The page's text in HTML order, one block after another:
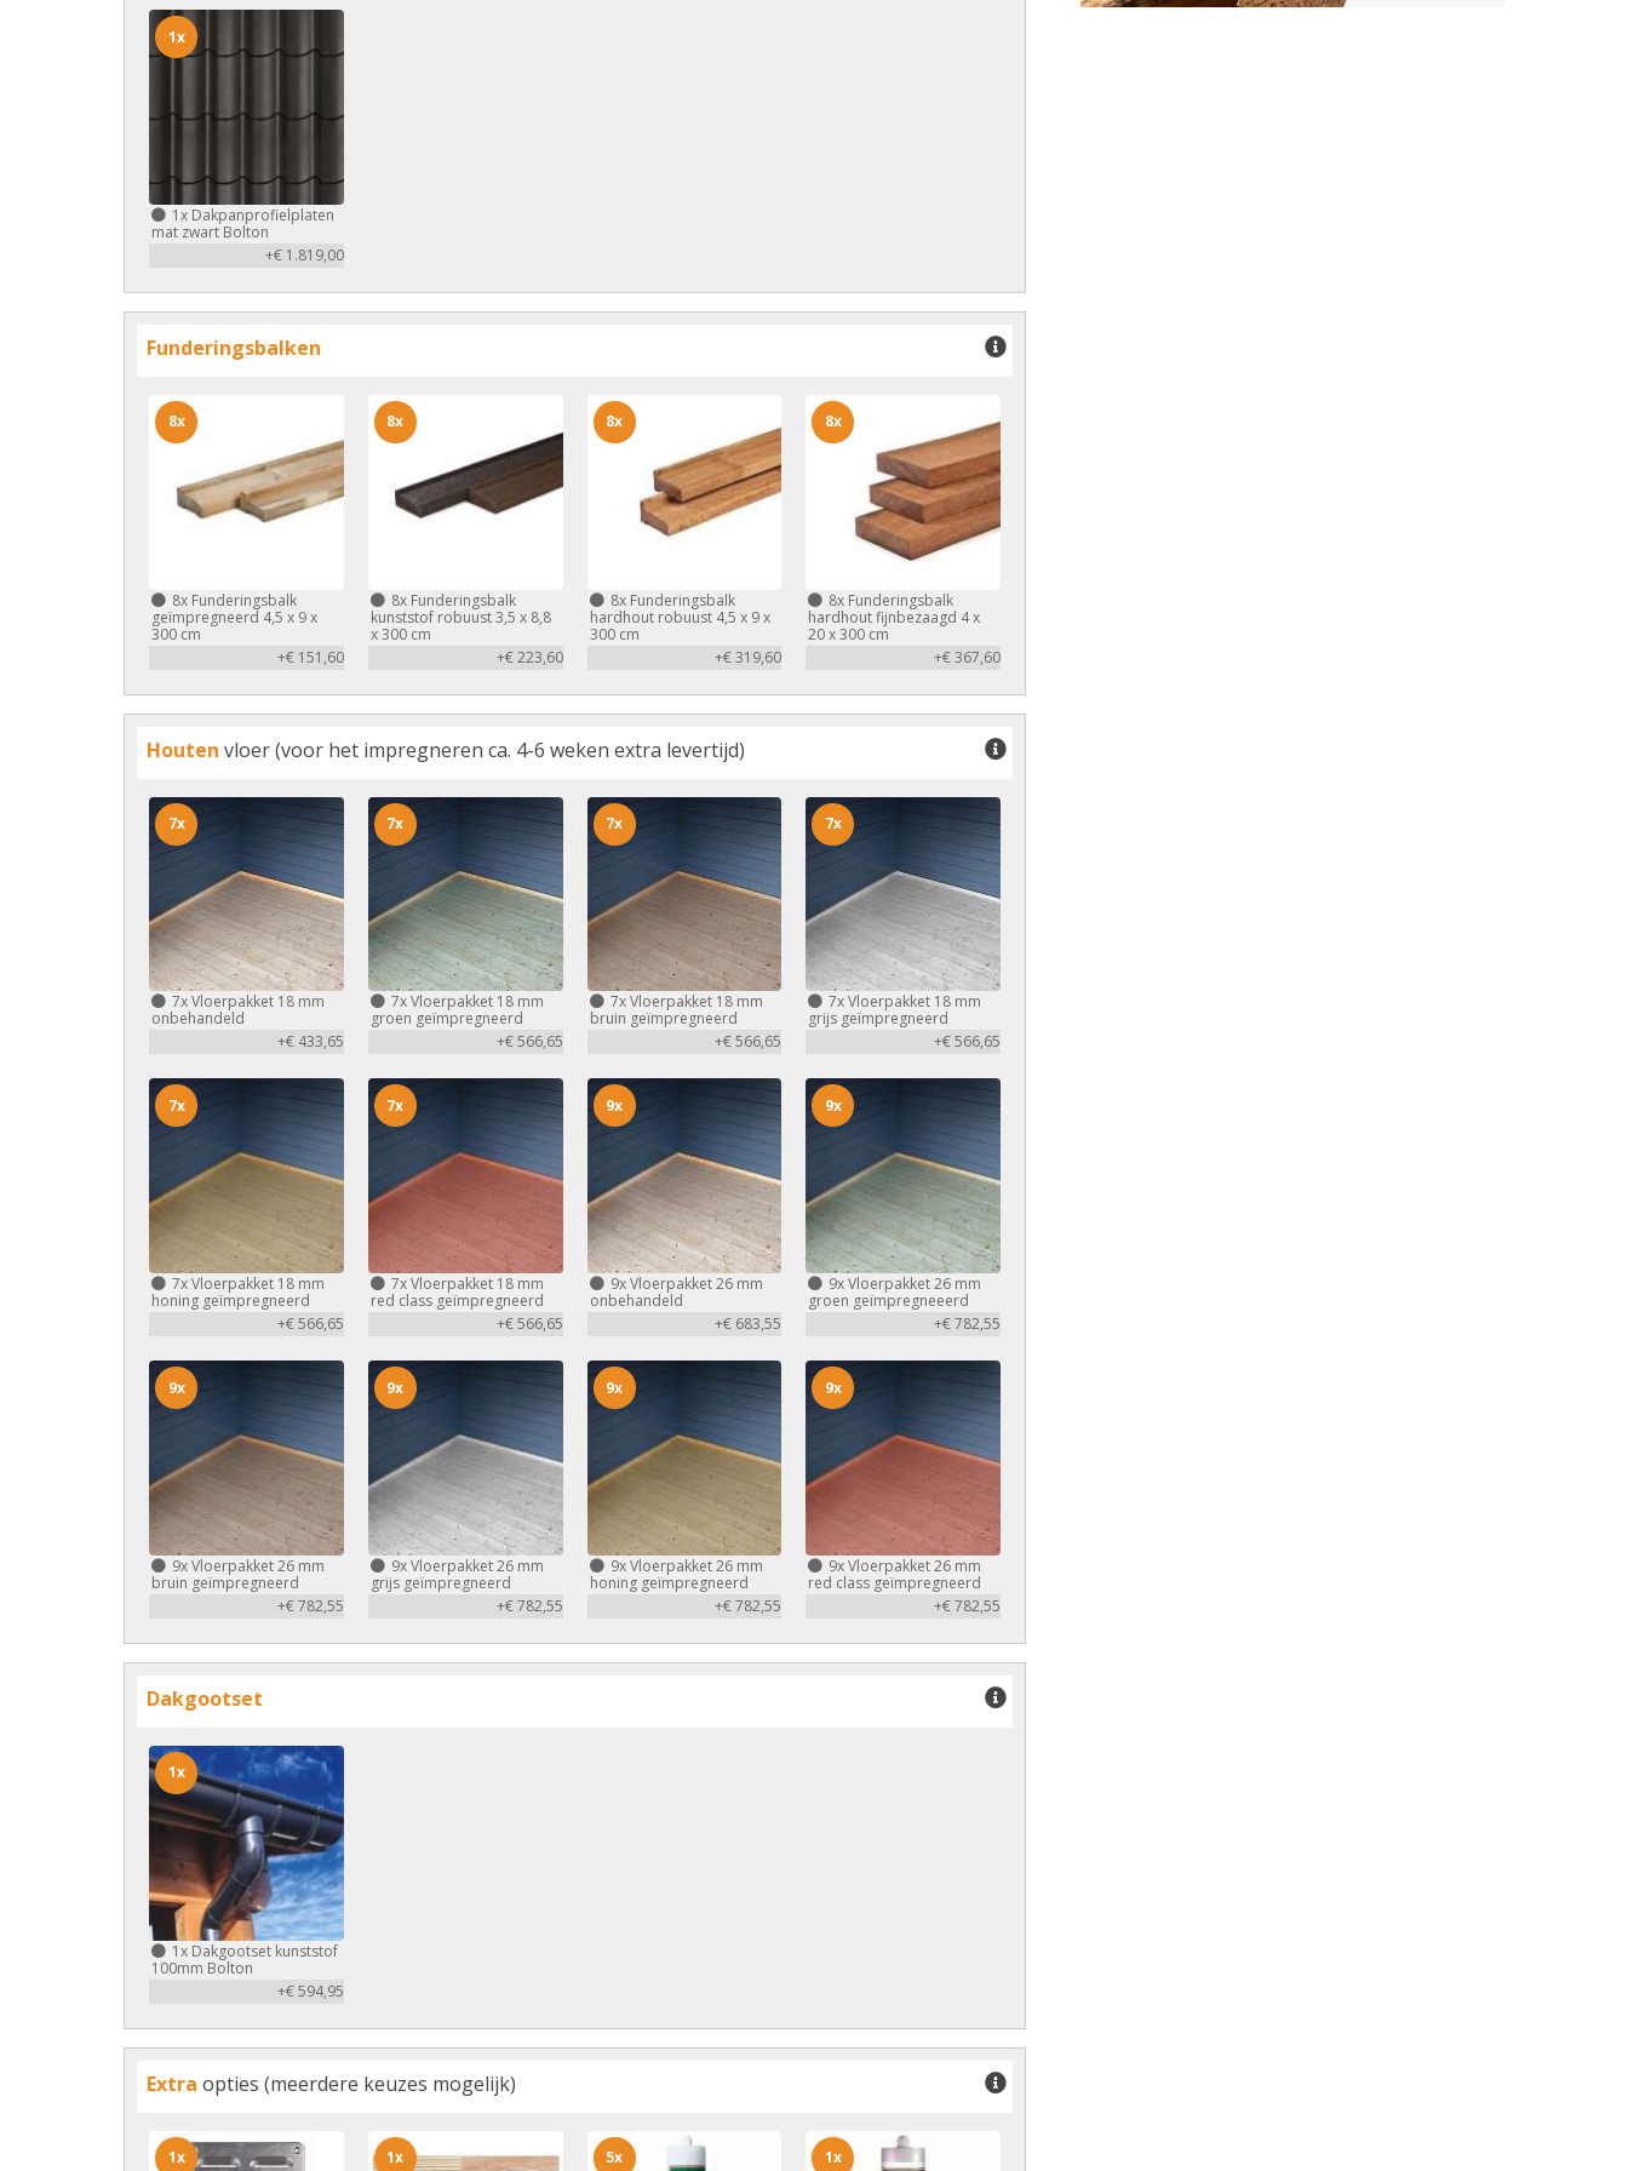
1x Dakpanprofielplaten
mat zwart Bolton
+€ 1.819,00
1x
Funderingsbalken
8x Funderingsbalk
geïmpregneerd 4,5 x 9 x
300 cm
+€ 151,60
8x
8xFunderingsbalk
kunststof robuust 3,5 x 8,8
x 300 cm
+€ 223,60
8x
8xFunderingsbalk
hardhout robuust 4,5 x 9 x
300 cm
+€ 319,60
8x
8x Funderingsbalk
hardhout fijnbezaagd 4 x
20 x 300 cm
+€ 367,60
8x
Houten vloer (voor het impregneren ca. 4-6 weken extra levertijd)
7xVloerpakket 18 mm
onbehandeld
+€ 433,65
7x
7xVloerpakket 18 mm
groen geïmpregneerd
+€ 566,65
7x
7xVloerpakket 18 mm
bruin geïmpregneerd
+€ 566,65
7x
7xVloerpakket 18 mm
grijs geïmpregneerd
+€ 566,65
7x
7xVloerpakket 18 mm
honing geïmpregneerd
+€ 566,65
7x
7xVloerpakket 18 mm
red class geïmpregneerd
+€ 566,65
7x
9xVloerpakket 26 mm
onbehandeld
+€ 683,55
9x
9xVloerpakket 26 mm
groen geïmpregneeerd
+€ 782,55
9x
9xVloerpakket 26 mm
bruin geïmpregneerd
+€ 782,55
9x
9xVloerpakket 26 mm
grijs geïmpregneerd
+€ 782,55
9x
9xVloerpakket 26 mm
honing geïmpregneerd
+€ 782,55
9x
9xVloerpakket 26 mm
red class geïmpregneerd
+€ 782,55
9x
Dakgootset
1x Dakgootset kunststof
100mm Bolton
+€ 594,95
1x
Extra opties (meerdere keuzes mogelijk)
1x 1x 5x 1x